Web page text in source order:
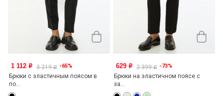
1 112 o 3 219o -65%
Брюки с эластичным поясом в
по...
629 o 2 399o -73%
Брюки на эластичном поясе с
за...